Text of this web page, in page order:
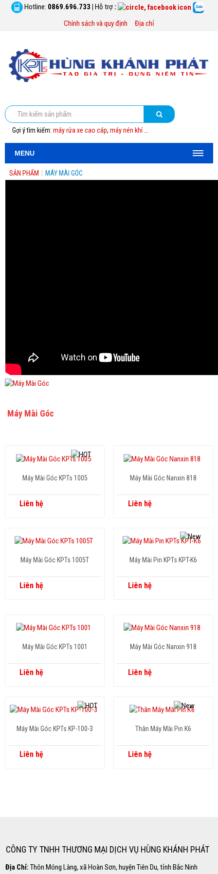
Hotline: 0869.696.733 | Hỗ trợ :
Chính sách và quy định
Địa chỉ
Gợi ý tìm kiếm: máy rửa xe cao cáp, máy nén khí...
MENU
SẢN PHẨM MÁY MÀI GÓC
Máy Mài Góc
Máy Mài Góc KPTs 1005
Liên hệ
Máy Mài Góc Nanxin 818
Liên hệ
Máy Mài Góc KPTs 1005T
Liên hệ
Máy Mài Pin KPTs KPT-K6
Liên hệ
Máy Mài Góc KPTs 1001
Liên hệ
Máy Mài Góc Nanxin 918
Liên hệ
Máy Mài Góc KPTs KP-100-3
Liên hệ
Thân Máy Mài Pin K6
Liên hệ
CÔNG TY TNHH THƯƠNG MẠI DỊCH VỤ HÙNG KHÁNH PHÁT
Địa Chỉ: Thôn Móng Làng, xã Hoàn Sơn, huyện Tiên Du, tỉnh Bắc Ninh